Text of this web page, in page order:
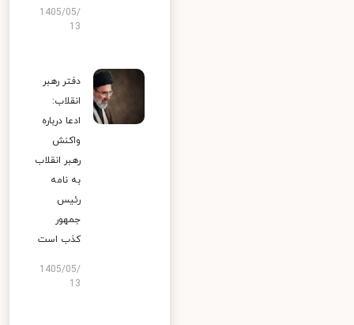
1405/05/
13
دفتر رهبر
انقلاب:
ادعا درباره
واکنش
رهبر انقلاب
به نامه
رئیس
جمهور
کذب است
1405/05/
13